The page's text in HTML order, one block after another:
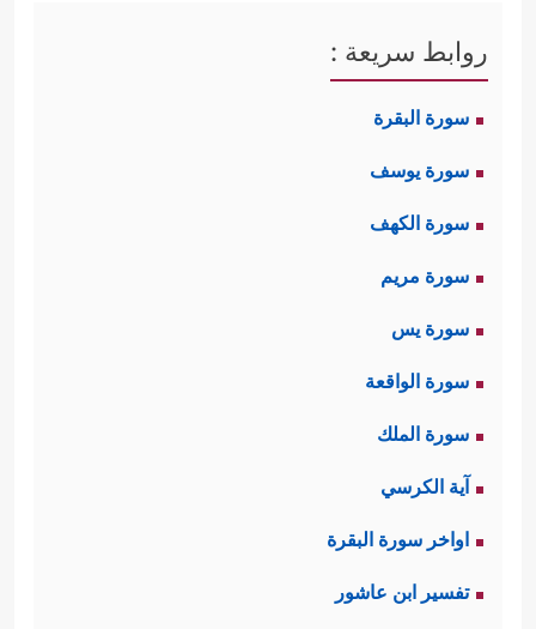
روابط سريعة :
سورة البقرة
سورة يوسف
سورة الكهف
سورة مريم
سورة يس
سورة الواقعة
سورة الملك
آية الكرسي
اواخر سورة البقرة
تفسير ابن عاشور